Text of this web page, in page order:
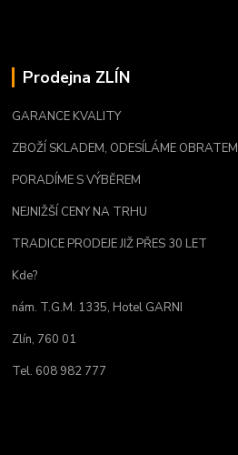
Prodejna ZLÍN
GARANCE KVALITY
ZBOŽÍ SKLADEM, ODESÍLÁME OBRATEM
PORADÍME S VÝBĚREM
NEJNIŽŠÍ CENY NA TRHU
TRADICE PRODEJE JIŽ PŘES 30 LET
Kde?
nám. T.G.M. 1335, Hotel GARNI
Zlín, 760 01
Tel. 608 982 777